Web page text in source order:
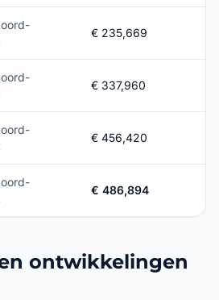
€ 235,669
€ 337,960
€ 456,420
€ 486,894
ontwikkelingen